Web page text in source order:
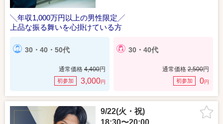
╲年収1,000万円以上の男性限定╱
上品な振る舞いを心掛けている方
30・40・50代
通常価格 4,400円
初参加 3,000円
30・40代
通常価格 2,500円
初参加 0円
9/22(火・祝)
18:30〜20:00